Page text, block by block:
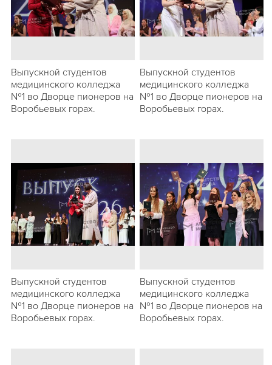
Выпускной студентов
медицинского колледжа
№1 во Дворце пионеров на
Воробьевых горах.
Выпускной студентов
медицинского колледжа
№1 во Дворце пионеров на
Воробьевых горах.
Выпускной студентов
медицинского колледжа
№1 во Дворце пионеров на
Воробьевых горах.
Выпускной студентов
медицинского колледжа
№1 во Дворце пионеров на
Воробьевых горах.